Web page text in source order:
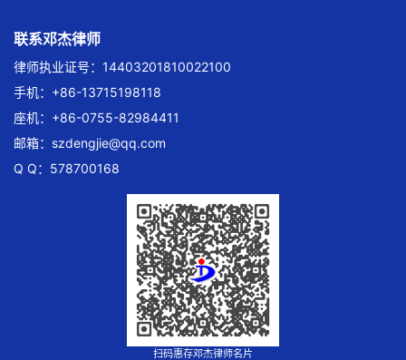
联系邓杰律师
律师执业证号：14403201810022100
手机：+86-13715198118
座机：+86-0755-82984411
邮箱： szdengjie@qq.com
Q Q：578700168
扫码惠存邓杰律师名片